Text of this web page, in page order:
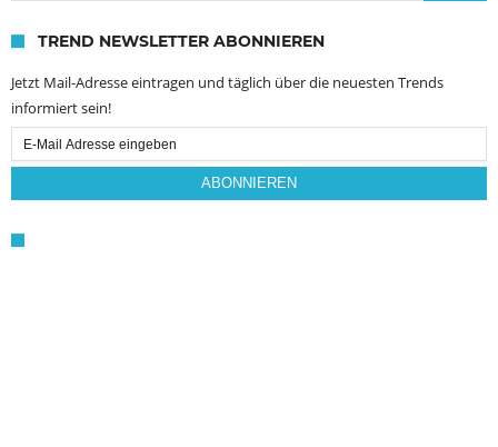
TREND NEWSLETTER ABONNIEREN
Jetzt Mail-Adresse eintragen und täglich über die neuesten Trends
informiert sein!
Email
Subscription
ABONNIEREN